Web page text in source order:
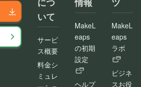
いて
サービ
ス概要
料金シ
ミュレ
MakeL
eaps
の初期
設定
ヘルプ
MakeL
eaps
ラボ
ビジネ
スお役